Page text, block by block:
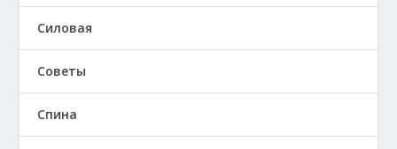
Силовая
Советы
Спина